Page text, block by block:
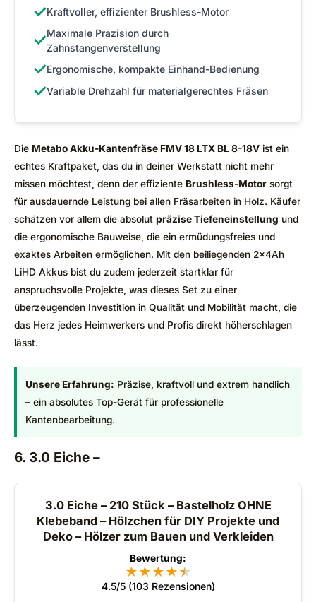
✓Kraftvoller, effizienter Brushless-Motor
✓Maximale Präzision durch
Zahnstangenverstellung
✓Ergonomische, kompakte Einhand-Bedienung
✓Variable Drehzahl für materialgerechtes Fräsen
Die Metabo Akku-Kantenfräse FMV 18 LTX BL 8-18V ist ein
echtes Kraftpaket, das du in deiner Werkstatt nicht mehr
missen möchtest, denn der effiziente Brushless-Motor sorgt
für ausdauernde Leistung bei allen Fräsarbeiten in Holz. Käufer
schätzen vor allem die absolut präzise Tiefeneinstellung und
die ergonomische Bauweise, die ein ermüdungsfreies und
exaktes Arbeiten ermöglichen. Mit den beiliegenden 2x4Ah
LiHD Akkus bist du zudem jederzeit startklar für
anspruchsvolle Projekte, was dieses Set zu einer
überzeugenden Investition in Qualität und Mobilität macht, die
das Herz jedes Heimwerkers und Profis direkt höherschlagen
lässt.
Unsere Erfahrung: Präzise, kraftvoll und extrem handlich
– ein absolutes Top-Gerät für professionelle
Kantenbearbeitung.
6. 3.0 Eiche –
3.0 Eiche – 210 Stück – Bastelholz OHNE
Klebeband – Hölzchen für DIY Projekte und
Deko – Hölzer zum Bauen und Verkleiden
Bewertung:
★★★★★
★
4.5/5 (103 Rezensionen)